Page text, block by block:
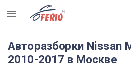
R
Авторазборки Nissan
2010-2017 в Москве